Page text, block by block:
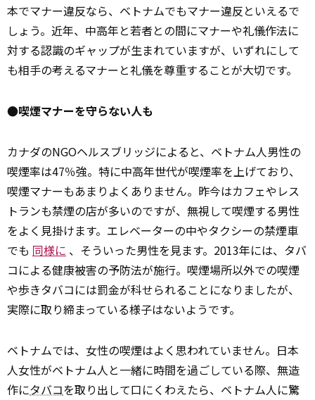
本でマナー違反なら、ベトナムでもマナー違反といえるで
しょう。近年、中高年と若者との間にマナーや礼儀作法に
対する認識のギャップが生まれていますが、いずれにして
も相手の考えるマナーと礼儀を尊重することが大切です。
●喫煙マナーを守らない人も
カナダのNGOヘルスブリッジによると、ベトナム人男性の
喫煙率は47％強。特に中高年世代が喫煙率を上げており、
喫煙マナーもあまりよくありません。昨今はカフェやレス
トランも禁煙の店が多いのですが、無視して喫煙する男性
をよく見掛けます。エレベーターの中やタクシーの禁煙車
でも 同様に 、そういった男性を見ます。2013年には、タバ
コによる健康被害の予防法が施行。喫煙場所以外での喫煙
や歩きタバコには罰金が科せられることになりましたが、
実際に取り締まっている様子はないようです。
ベトナムでは、女性の喫煙はよく思われていません。日本
人女性がベトナム人と一緒に時間を過ごしている際、無造
作にタバコを取り出して口にくわえたら、ベトナム人に驚